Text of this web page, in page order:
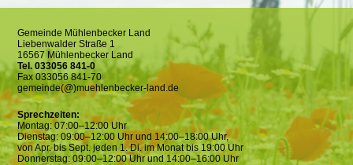
Gemeinde Mühlenbecker Land
Liebenwalder Straße 1
16567 Mühlenbecker Land
Tel. 033056 841-0
Fax 033056 841-70
gemeinde(@)muehlenbecker-land.de
Sprechzeiten:
Montag: 07:00–12:00 Uhr
Dienstag: 09:00–12:00 Uhr und 14:00–18:00 Uhr,
von Apr. bis Sept. jeden 1. Di. im Monat bis 19:00 Uhr
Donnerstag: 09:00–12:00 Uhr und 14:00–16:00 Uhr